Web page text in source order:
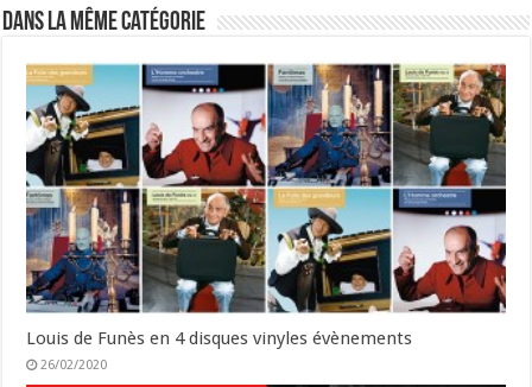
Dans la même catégorie
Louis de Funès en 4 disques vinyles évènements
26/02/2020